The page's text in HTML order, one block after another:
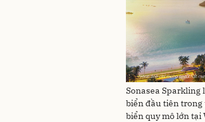
Sonasea Sparkling
biển đầu tiên trong
biển quy mô lớn tại